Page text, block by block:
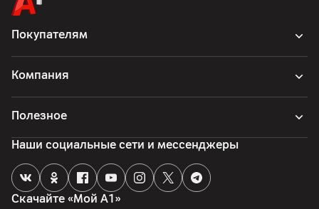
Покупателям
Компания
Полезное
Скачайте «Мой А1»
Наши социальные сети и мессенджеры